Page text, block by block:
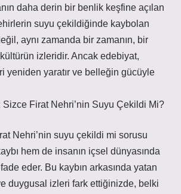
daha derin bir benlik keşfine açılan
suyu çekildiğinde kaybolan
aynı zamanda bir zamanın, bir
izleridir. Ancak edebiyat,
yeniden yaratır ve belleğin gücüyle
Firat Nehri’nin Suyu Çekildi Mi?
Nehri’nin suyu çekildi mi sorusu
hem de insanın içsel dünyasında
eder. Bu kaybın arkasında yatan
duygusal izleri fark ettiğinizde, belki